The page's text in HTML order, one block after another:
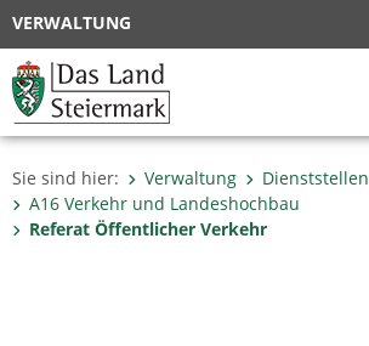
VERWALTUNG
Sie sind hier: Verwaltung
Dienststellen
A16 Verkehr und Landeshochbau
Referat Öffentlicher Verkehr